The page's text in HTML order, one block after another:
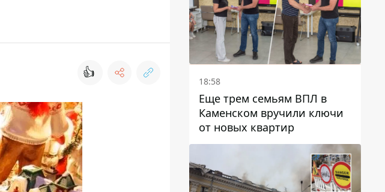
👍
18:58
Еще трем семьям ВПЛ в
Каменском вручили ключи
от новых квартир